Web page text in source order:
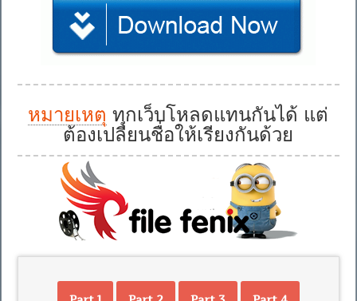
หมายเหตุ ทุกเว็บโหลดแทนกันได้ แต่
ต้องเปลี่ยนชื่อให้เรียงกันด้วย